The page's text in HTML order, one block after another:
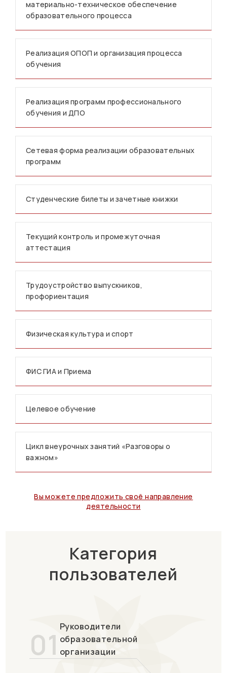
материально-техническое обеспечение
образовательного процесса
Реализация ОПОП и организация процесса
обучения
Реализация программ профессионального
обучения и ДПО
Сетевая форма реализации образовательных
программ
Студенческие билеты и зачетные книжки
Текущий контроль и промежуточная
аттестация
Трудоустройство выпускников,
профориентация
Физическая культура и спорт
ФИС ГИА и Приема
Целевое обучение
Цикл внеурочных занятий «Разговоры о
важном»
Вы можете предложить своё направление
деятельности
Категория
пользователей
01 Руководители
образовательной
организации